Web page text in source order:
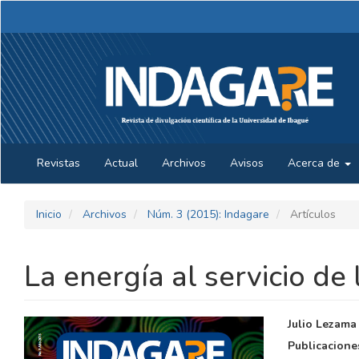
Contenido
principal
Barra
lateral
Revistas Actual Archivos Avisos Acerca de
Inicio Archivos Núm. 3 (2015): Indagare Artículos
La energía al servicio de
BARRA
LATERAL
Julio Lezama